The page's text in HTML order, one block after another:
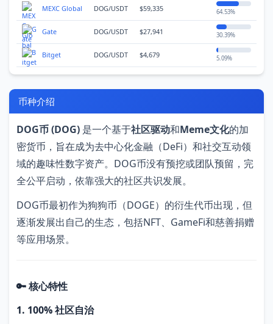
首
页
行
情
快
讯
专
百
MEXC Global DOG/USDT $59,335 64.53%
Gate DOG/USDT $27,941 30.39%
Bitget DOG/USDT $4,679 5.09%
币种介绍
DOG币 (DOG) 是一个基于社区驱动和Meme文化的加
密货币，旨在成为去中心化金融（DeFi）和社交互动领
域的趣味性数字资产。DOG币没有预挖或团队预留，完
全公平启动，依靠强大的社区共识发展。
DOG币最初作为狗狗币（DOGE）的衍生代币出现，但
逐渐发展出自己的生态，包括NFT、GameFi和慈善捐赠
等应用场景。
🔑 核心特性
1. 100% 社区自治